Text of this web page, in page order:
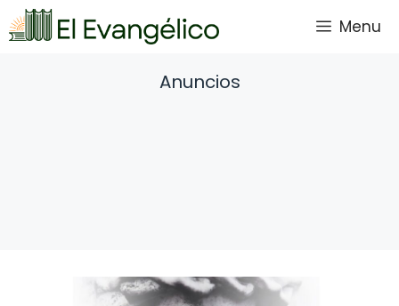
Saltar
al
Menu
Anuncios